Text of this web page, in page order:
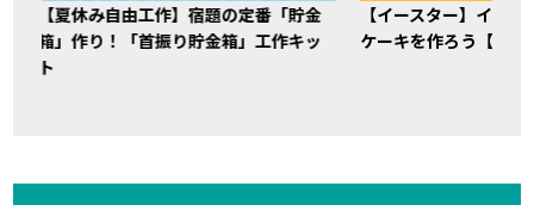
【夏休み自由工作】宿題の定番「貯金
箱」作り！「首振り貯金箱」工作キッ
ト
【イースター】イー
ケーキを作ろう【粘土